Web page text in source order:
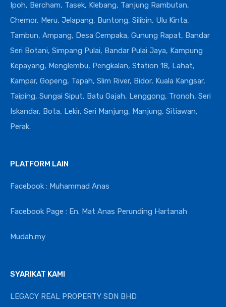
Ipoh, Bercham, Tasek, Klebang, Tanjung Rambutan,
Chemor, Meru, Jelapang, Buntong, Silibin, Ulu Kinta,
Tambun, Ampang, Desa Cempaka, Gunung Rapat, Bandar
Seri Botani, Simpang Pulai, Bandar Pulai Jaya, Kampung
Kepayang, Menglembu, Pengkalan, Station 18, Lahat,
Kampar, Gopeng, Tapah, Slim River, Bidor, Kuala Kangsar,
Taiping, Sungai Siput, Batu Gajah, Lenggong, Tronoh, Seri
Iskandar, Bota, Lekir, Seri Manjung, Manjung, Sitiawan,
Perak.
PLATFORM LAIN
Facebook : Muhammad Anas
Facebook Page : En. Mat Anas Perunding Hartanah
Mudah.my
SYARIKAT KAMI
LEGACY REAL PROPERTY SDN BHD